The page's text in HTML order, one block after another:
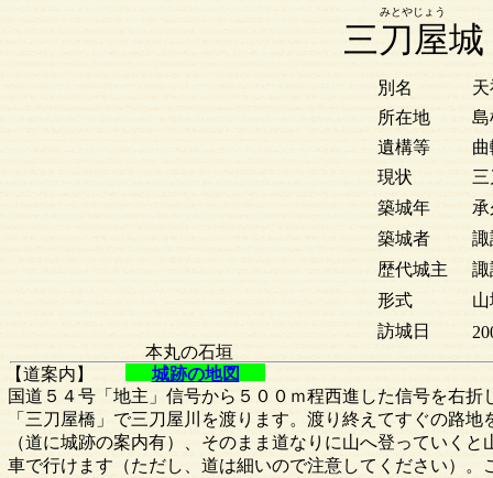
城跡の地図
三刀屋城
別名
所在地
島
遺構等
現状
築城年
承
築城者
諏
歴代城主
諏
形式
訪城日
【道案内】
みとやじょう
国道５４号「地主」信号から５００ｍ程西進した信号を右折
「三刀屋橋」で三刀屋川を渡ります。渡り終えてすぐの路地
（道に城跡の案内有）、そのまま道なりに山へ登っていくと
車で行けます（ただし、道は細いので注意してください）。
本丸の石垣